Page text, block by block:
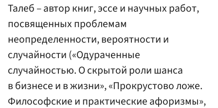
Талеб – автор книг, эссе и научных работ,
посвященных проблемам
неопределенности, вероятности и
случайности («Одураченные
случайностью. О скрытой роли шанса
в бизнесе и в жизни», «Прокрустово ложе.
Философские и практические афоризмы»,